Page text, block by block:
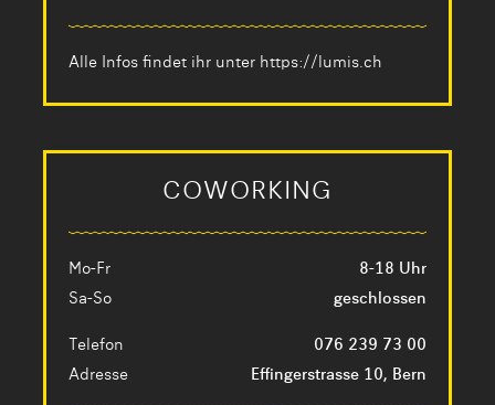
COWORKING
Mo-Fr
8-18 Uhr
Sa-So
geschlossen
Telefon
076 239 73 00
Adresse
Effingerstrasse 10, Bern
Alle Infos findet ihr unter https://lumis.ch